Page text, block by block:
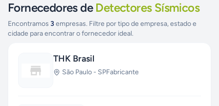
Fornecedores de Detectores Sísmicos
Encontramos 3 empresas. Filtre por tipo de empresa, estado e
cidade para encontrar o fornecedor ideal.
THK Brasil
São Paulo - SPFabricante